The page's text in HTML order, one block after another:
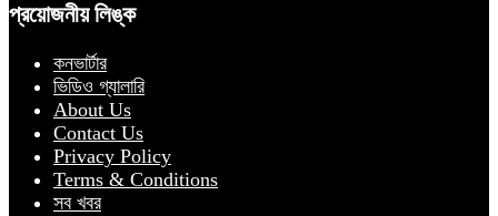
প্রয়োজনীয় লিঙ্ক
কনভার্টার
ভিডিও গ্যালারি
About Us
Contact Us
Privacy Policy
Terms & Conditions
সব খবর